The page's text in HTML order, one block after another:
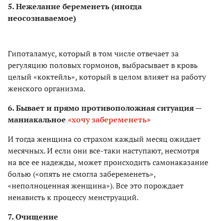
5. Нежелание беременеть (иногда
неосознаваемое)
Гипоталамус, который в том числе отвечает за
регуляцию половых гормонов, выбрасывает в кровь
целый «коктейль», который в целом влияет на работу
женского организма.
6. Бывает и прямо противоположная ситуация —
маниакальное «хочу забеременеть»
И тогда женщина со страхом каждый месяц ожидает
месячных. И если они все-таки наступают, несмотря
на все ее надежды, может происходить самонаказание
болью («опять не смогла забеременеть»,
«неполноценная женщина»). Все это порождает
ненависть к процессу менструаций.
7. Очищение